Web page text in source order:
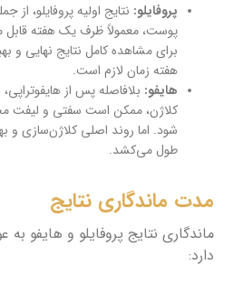
پروفایلو: نتایج اولیه پروفایلو،
پوست، معمولاً ظرف یک هفته قابل
هفته زمان لازم است.
هایفو: بلافاصله پس از
کلاژن، ممکن است سفتی و
طول می‌کشد.
مدت ماندگاری نتایج
ماندگاری نتایج پروفایلو و هایفو
دارد: